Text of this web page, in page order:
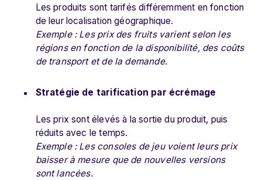
Les produits sont tarifés différemment en fonction
de leur localisation géographique.
Exemple : Les prix des fruits varient selon les
régions en fonction de la disponibilité, des coûts
de transport et de la demande.
Stratégie de tarification par écrémage
Les prix sont élevés à la sortie du produit, puis
réduits avec le temps.
Exemple : Les consoles de jeu voient leurs prix
baisser à mesure que de nouvelles versions
sont lancées.